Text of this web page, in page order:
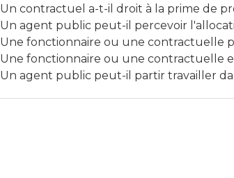
Un contractuel a-t-il droit à la prime de
Un agent public peut-il percevoir
Une fonctionnaire ou une contractuelle
Une fonctionnaire ou une contractuelle
Un agent public peut-il partir travailler